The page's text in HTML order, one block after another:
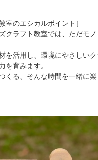
室のエシカルポイント］
クラフト教室では、ただモ
を活用し、環境にやさしい
を育みます。
くる、そんな時間を一緒に楽